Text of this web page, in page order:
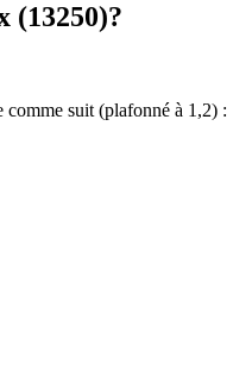
(13250)?
suit (plafonné à 1,2) :